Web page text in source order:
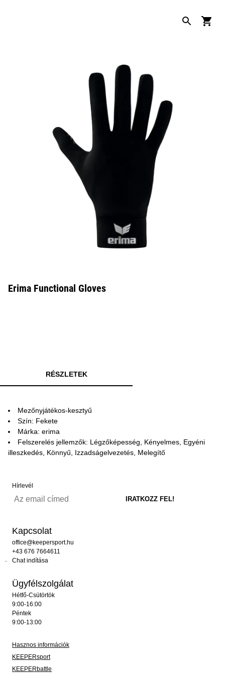
Erima Functional Gloves
RÉSZLETEK
Mezőnyjátékos-kesztyű
Szín: Fekete
Márka: erima
Felszerelés jellemzők: Légzőképesség, Kényelmes, Egyéni
illeszkedés, Könnyű, Izzadságelvezetés, Melegítő
Hírlevél
Kapcsolat
office@keepersport.hu
+43 676 7664611
Chat indítása
Ügyfélszolgálat
Hétfő-Csütörtök
9:00-16:00
Péntek
9:00-13:00
Hasznos információk
KEEPERsport
KEEPERbattle